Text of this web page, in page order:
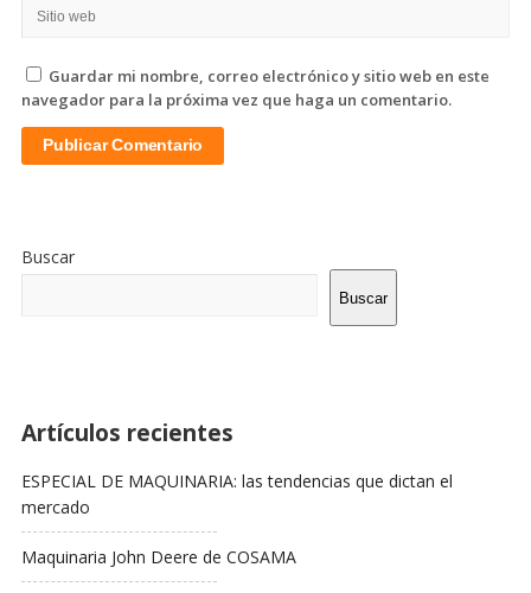
Guardar mi nombre, correo electrónico y sitio web en este
navegador para la próxima vez que haga un comentario.
De
La
Lateral
Buscar
Buscar
Artículos recientes
ESPECIAL DE MAQUINARIA: las tendencias que dictan el
mercado
Maquinaria John Deere de COSAMA